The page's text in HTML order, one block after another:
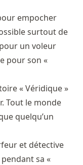
empocher
surtout de
un voleur
pour son «
« Véridique »
Tout le monde
quelqu’un
et détective
sa «